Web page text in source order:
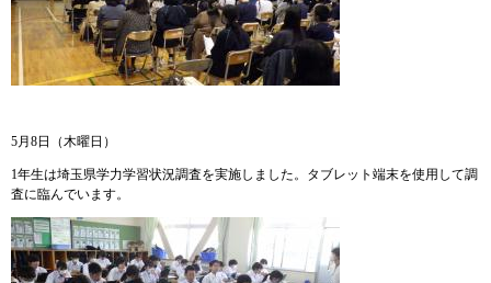
5月8日（木曜日）
1年生は埼玉県学力学習状況調査を実施しました。タブレット端末を使用して調
査に臨んでいます。